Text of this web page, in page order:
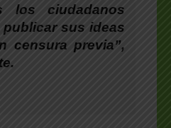
los ciudadanos
sus ideas
censura previa”,